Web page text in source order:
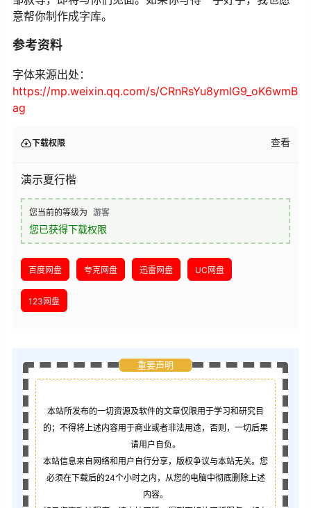
意帮你制作成字库。
参考资料
字体来源出处：
https://mp.weixin.qq.com/s/CRnRsYu8ymlG9_oK6wmB
ag
下载权限 查看
演示夏行楷
您当前的等级为 游客
您已获得下载权限
百度网盘 夸克网盘 迅雷网盘 UC网盘
123网盘
重要声明
本站所发布的一切资源及软件的文章仅限用于学习和研究目
的；不得将上述内容用于商业或者非法用途，否则，一切后果
请用户自负。
本站信息来自网络和用户自行分享，版权争议与本站无关。您
必须在下载后的24个小时之内，从您的电脑中彻底删除上述
内容。